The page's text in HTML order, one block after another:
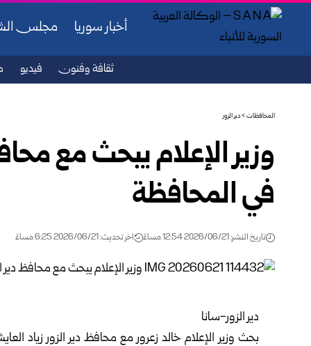
أخبار سوريا مجلس
ثقافة وفنون فيديو
المحافظات>دير الزور
وزير الإعلام يبحث مع
في المحافظة
تاريخ النشر: 2026/06/21 12:54 مساءً اخر تحديث: 2026/06/21 6:25 مساءً
دير الزور-سانا
بحث وزير الإعلامخالد زعرور مع محافظ دير الزورزياد